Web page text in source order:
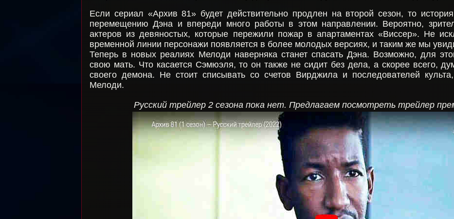
Если сериал «Архив 81» будет действительно продлен на второй сезон, то
перемещению Дэна и впереди много работы в этом направлении. Вероятно,
актеров из девяностых, которые пережили пожар в апартаментах «Виссер». Не
временной линии персонажи появляется в более молодых версиях, и таким же мы
Теперь в новых реалиях Мелоди наверняка станет спасать Дэна. Возможно, для
свою мать. Что касается Сэмюэля, то он также не сидит без дела, а скорее всего,
своего демона. Не стоит списывать со счетов Вирджила и последователей
Мелоди.
Русский трейлер 2 сезона пока нет. Предлагаем посмотреть трейлер